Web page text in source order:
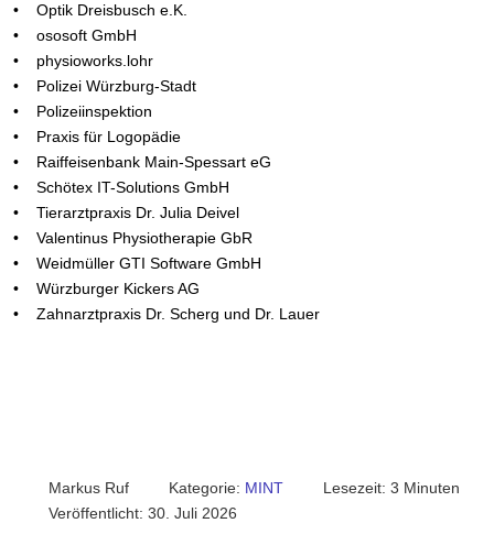
• Optik Dreisbusch e.K.
• ososoft GmbH
• physioworks.lohr
• Polizei Würzburg-Stadt
• Polizeiinspektion
• Praxis für Logopädie
• Raiffeisenbank Main-Spessart eG
• Schötex IT-Solutions GmbH
• Tierarztpraxis Dr. Julia Deivel
• Valentinus Physiotherapie GbR
• Weidmüller GTI Software GmbH
• Würzburger Kickers AG
• Zahnarztpraxis Dr. Scherg und Dr. Lauer
Markus Ruf Kategorie: MINT
Lesezeit: 3 Minuten
Veröffentlicht: 30. Juli 2026